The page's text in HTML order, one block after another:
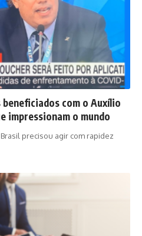
com o Auxílio
impressionam o mundo
precisou agir com rapidez